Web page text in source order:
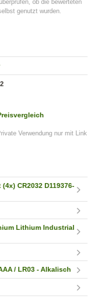
Verwendung nur mit Link
CR2032 D119376-
Lithium Industrial
/ LR03 - Alkalisch